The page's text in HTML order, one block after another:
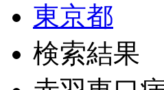
東京都
検索結果